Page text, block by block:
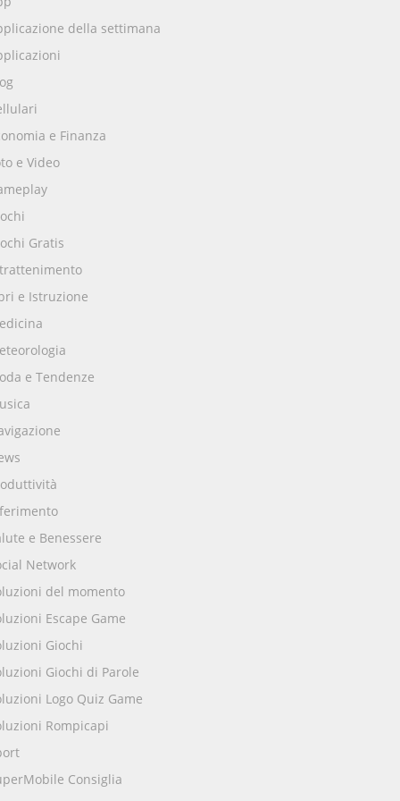
della settimana
e Finanza
e Video
Gratis
e Istruzione
e Tendenze
e Benessere
Network
del momento
Escape Game
Giochi
Giochi di Parole
Logo Quiz Game
Rompicapi
Consiglia